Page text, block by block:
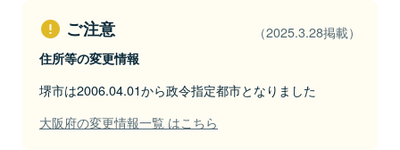
ご注意 （2025.3.28掲載）
住所等の変更情報
堺市は2006.04.01から政令指定都市となりました
大阪府の変更情報一覧 はこちら